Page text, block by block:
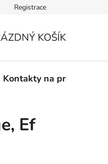
Odstoupení od
Registrace
KOŠÍK
Kontakty na prodejny
Ef